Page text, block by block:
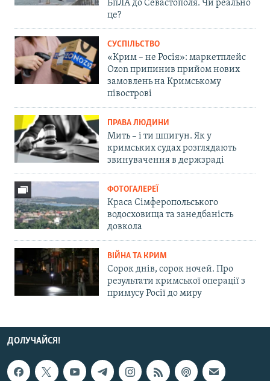
БпЛА до Севастополя. Чи реально
це?
СУСПІЛЬСТВО
«Крим – не Росія»: маркетплейс
Ozon припинив прийом нових
замовлень на Кримському
півострові
ПРАВА ЛЮДИНИ
Мить – і ти шпигун. Як у
кримських судах розглядають
звинувачення в держзраді
ФОТОГАЛЕРЕЇ
Краса Сімферопольського
водосховища та занедбаність
довкола
ВІЙНА ТА КРИМ
Сорок днів, сорок ночей. Про
результати кримської операції з
примусу Росії до миру
ДОЛУЧАЙСЯ!